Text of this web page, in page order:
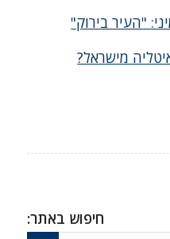
"העיר בירוק"
מישראל?
חיפוש באתר: